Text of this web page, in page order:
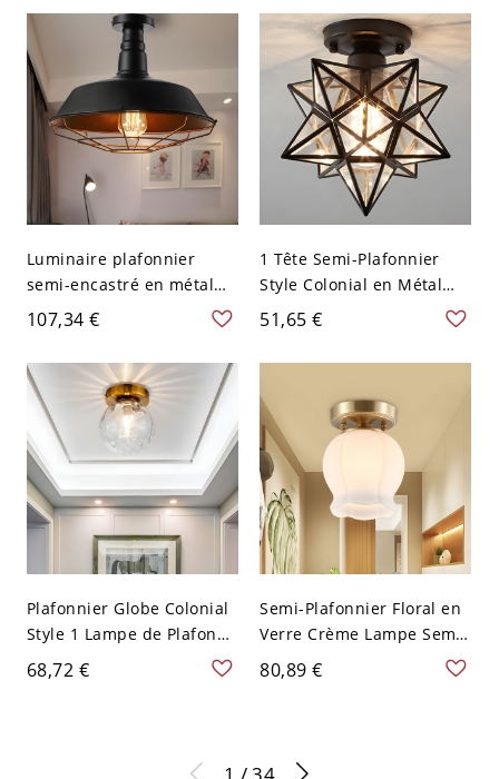
en Or - 110 V-120 V Or
Contemporain avec
Auvent Rond en Laiton -
Laiton 110 V-120 V
Luminaire plafonnier
semi-encastré en métal
noir avec abat-jour de
salon, 10" L, avec cage
effilée pour ampoule
107,34 €
1 Tête Semi-Plafonnier
Style Colonial en Métal
Étoile-en Forme à Abat-
120 V Transparent
51,65 €
Plafonnier Globe Colonial
Style 1 Lampe de Plafond
en Verre pour Couloir en
Laiton-220v-240v - Laiton
68,72 €
Semi-Plafonnier Floral en
Verre Crème Lampe Semi-
Encastrée à 1 Tête avec
Auvent Rond en Laiton
80,89 €
1 / 34